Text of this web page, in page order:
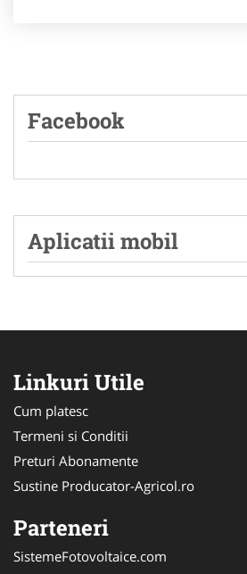
Facebook
Aplicatii mobil
Linkuri Utile
Cum platesc
Termeni si Conditii
Preturi Abonamente
Sustine Producator-Agricol.ro
Parteneri
SistemeFotovoltaice.com